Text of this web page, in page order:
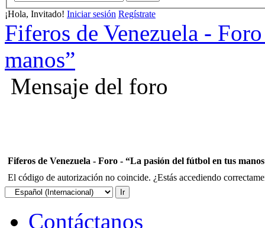
¡Hola, Invitado! Iniciar sesión Regístrate
Fiferos de Venezuela -
manos”
Mensaje del foro
Fiferos de Venezuela - Foro - “La pasión del fútbol en tus
El código de autorización no coincide. ¿Estás accediendo
Contáctanos